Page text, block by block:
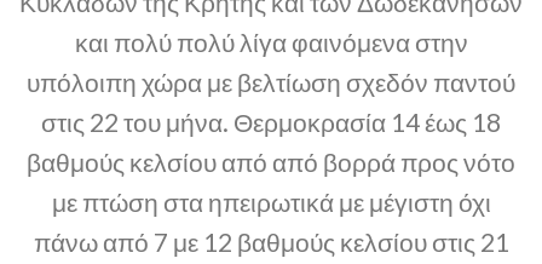
και πολύ πολύ λίγα φαινόμενα στην
υπόλοιπη χώρα με βελτίωση σχεδόν παντού
στις 22 του μήνα. Θερμοκρασία 14 έως 18
βαθμούς κελσίου από από βορρά προς νότο
με πτώση στα ηπειρωτικά με μέγιστη όχι
πάνω από 7 με 12 βαθμούς κελσίου στις 21